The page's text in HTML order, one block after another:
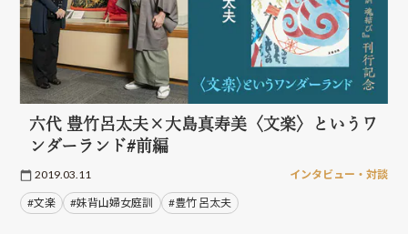
六代 豊竹呂太夫×大島真寿美〈文楽〉というワ
ンダーランド#前編
2019.03.11 インタビュー・対談
#文楽 #妹背山婦女庭訓 #豊竹 呂太夫